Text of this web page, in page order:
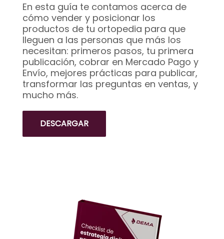
En esta guía te contamos acerca de
cómo vender y posicionar los
productos de tu ortopedia para que
lleguen a las personas que más los
necesitan: primeros pasos, tu primera
publicación, cobrar en Mercado Pago y
Envío, mejores prácticas para publicar,
transformar las preguntas en ventas, y
mucho más.
DESCARGAR